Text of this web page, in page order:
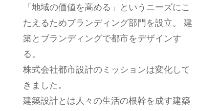
「地域の価値を高める」というニーズにこ
たえるためブランディング部門を設立。
建
築とブランディングで都市をデザインす
る。
株式会社都市設計のミッションは変化して
きました。
建築設計とは人々の生活の根幹を成す建築